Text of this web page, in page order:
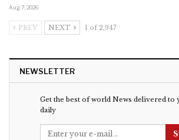
Aug 7, 2026
PREV NEXT 1 of 2,947
NEWSLETTER
Get the best of world News delivered to
daily